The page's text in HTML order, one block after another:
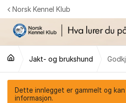
Gå til innhold
Norsk Kennel Klub
Følg
Følg
Jakt- og brukshund
Dette innlegget er gammelt og kan
informasjon.